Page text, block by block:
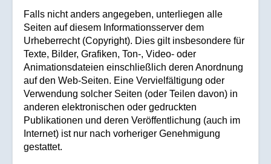
Falls nicht anders angegeben, unterliegen alle
Seiten auf diesem Informationsserver dem
Urheberrecht (Copyright). Dies gilt insbesondere für
Texte, Bilder, Grafiken, Ton-, Video- oder
Animationsdateien einschließlich deren Anordnung
auf den Web-Seiten. Eine Vervielfältigung oder
Verwendung solcher Seiten (oder Teilen davon) in
anderen elektronischen oder gedruckten
Publikationen und deren Veröffentlichung (auch im
Internet) ist nur nach vorheriger Genehmigung
gestattet.